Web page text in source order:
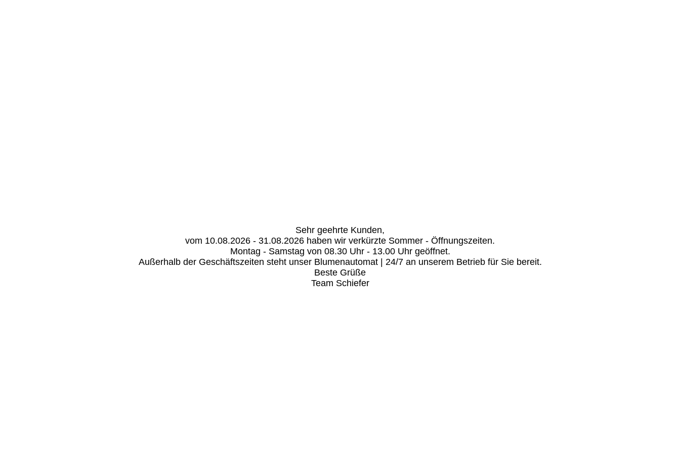
Sehr geehrte Kunden,
vom 10.08.2026 - 31.08.2026 haben wir verkürzte Sommer - Öffnungszeiten.
Montag - Samstag von 08.30 Uhr - 13.00 Uhr geöffnet.
Außerhalb der Geschäftszeiten steht unser Blumenautomat | 24/7 an unserem Betrieb für Sie bereit.
Beste Grüße
Team Schiefer